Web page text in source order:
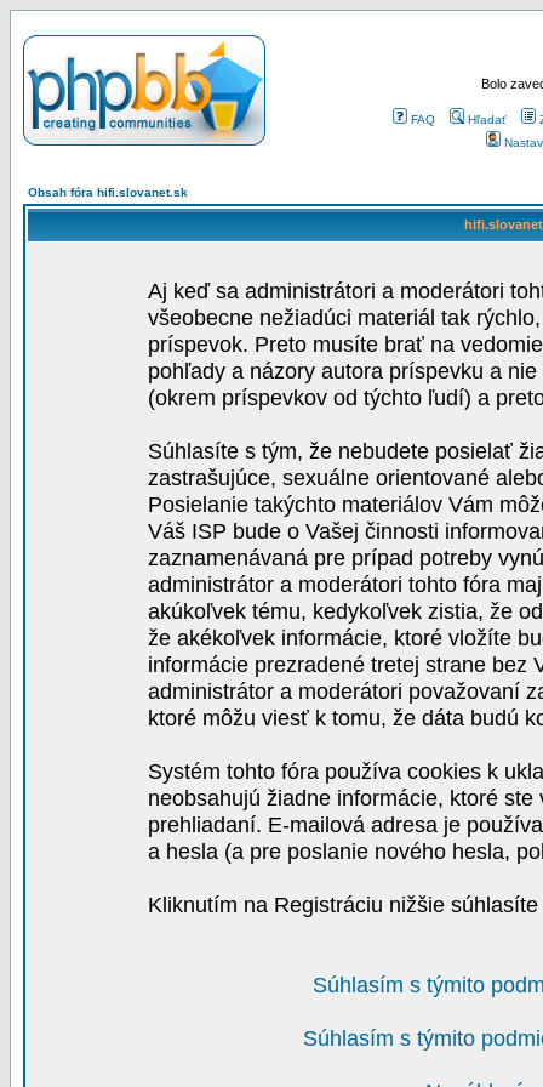
Bolo
FAQ Hľadať
Obsah fóra hifi.slovanet.sk
Aj keď sa administrátori a moderátori
všeobecne nežiadúci materiál tak
príspevok. Preto musíte brať na
pohľady a názory autora príspevku a
(okrem príspevkov od týchto ľudí) a
Súhlasíte s tým, že nebudete posielať
zastrašujúce, sexuálne orientované
Posielanie takýchto materiálov Vám
Váš ISP bude o Vašej činnosti
zaznamenávaná pre prípad potreby
administrátor a moderátori tohto fóra
akúkoľvek tému, kedykoľvek zistia, že
že akékoľvek informácie, ktoré vložíte
informácie prezradené tretej strane bez
administrátor a moderátori považovaní
ktoré môžu viesť k tomu, že dáta budú
Systém tohto fóra používa cookies k
neobsahujú žiadne informácie, ktoré
prehliadaní. E-mailová adresa je
a hesla (a pre poslanie nového hesla,
Kliknutím na Registráciu nižšie
Súhlasím s týmito
Súhlasím s týmito